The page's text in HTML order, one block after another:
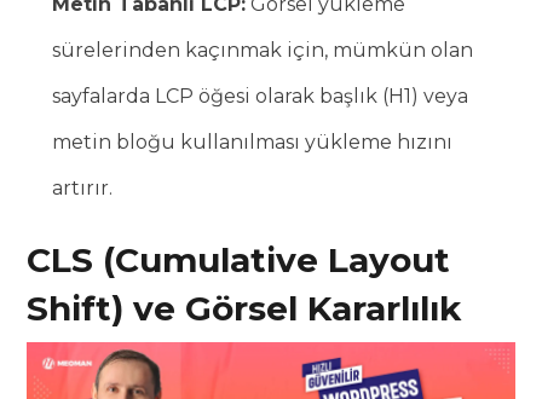
sürelerinden kaçınmak için, mümkün olan
sayfalarda LCP öğesi olarak başlık (H1) veya
metin bloğu kullanılması yükleme hızını
artırır.
CLS (Cumulative Layout
Shift) ve Görsel Kararlılık